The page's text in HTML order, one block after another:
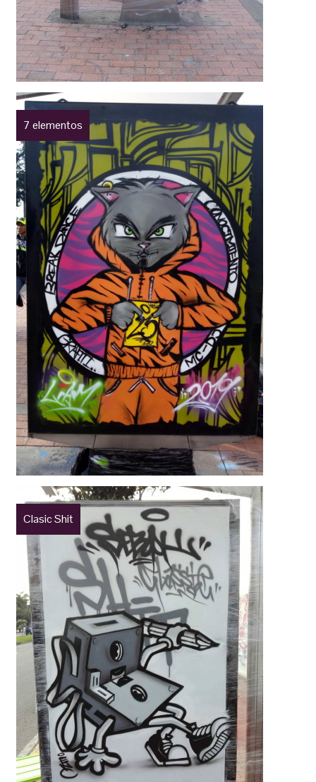
7 elementos
Clasic Shit